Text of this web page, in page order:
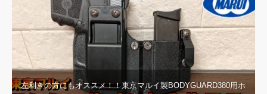
左利きの方にもオススメ！！東京マルイ製BODYGUARD380用ホ